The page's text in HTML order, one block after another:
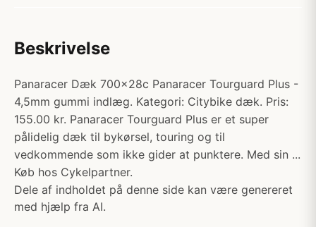
Beskrivelse
Panaracer Dæk 700x28c Panaracer Tourguard Plus -
4,5mm gummi indlæg. Kategori: Citybike dæk. Pris:
155.00 kr. Panaracer Tourguard Plus er et super
pålidelig dæk til bykørsel, touring og til
vedkommende som ikke gider at punktere. Med sin ...
Køb hos Cykelpartner.
Dele af indholdet på denne side kan være genereret
med hjælp fra AI.